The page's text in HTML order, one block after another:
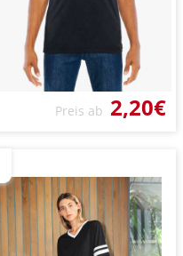
Preis ab 2,20€